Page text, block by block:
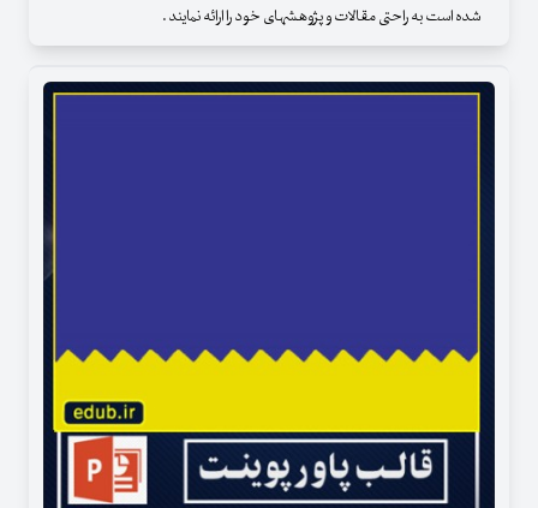
شده است به راحتی مقالات و پژوهشهای خود را ارائه نمایند .